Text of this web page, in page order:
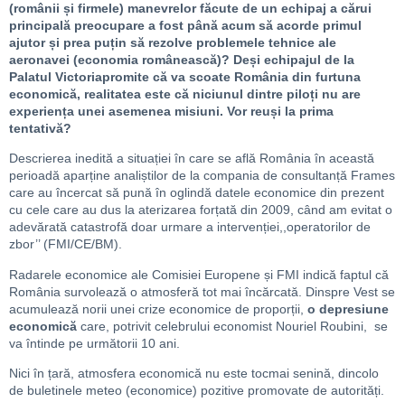
(românii și firmele) manevrelor făcute de un echipaj a cărui
principală preocupare a fost până acum să acorde primul
ajutor și prea puțin să rezolve problemele tehnice ale
aeronavei (economia românească)? Deși echipajul de la
Palatul Victoriapromite că va scoate România din furtuna
economică, realitatea este că niciunul dintre piloți nu are
experiența unei asemenea misiuni. Vor reuși la prima
tentativă?
Descrierea inedită a situației în care se află România în această
perioadă aparține analiștilor de la compania de consultanță Frames
care au încercat să pună în oglindă datele economice din prezent
cu cele care au dus la aterizarea forțată din 2009, când am evitat o
adevărată catastrofă doar urmare a intervenției,,operatorilor de
zbor’’ (FMI/CE/BM).
Radarele economice ale Comisiei Europene și FMI indică faptul că
România survolează o atmosferă tot mai încărcată. Dinspre Vest se
acumulează norii unei crize economice de proporții, o depresiune
economică care, potrivit celebrului economist Nouriel Roubini, se
va întinde pe următorii 10 ani.
Nici în țară, atmosfera economică nu este tocmai senină, dincolo
de buletinele meteo (economice) pozitive promovate de autorități.